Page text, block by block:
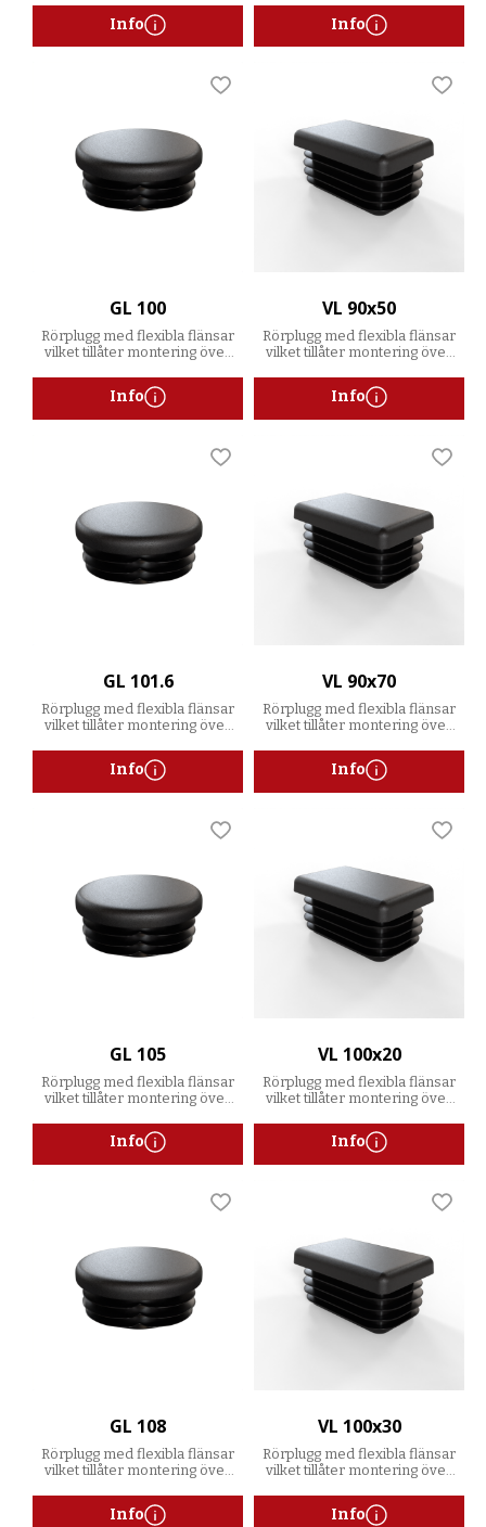
Info Info
GL 100
Rörplugg med flexibla flänsar
vilket tillåter montering över
Lägg till i favoriter
Info
VL 90x50
Rörplugg med flexibla flänsar
vilket tillåter montering över
Info
GL 101.6
Rörplugg med flexibla flänsar
vilket tillåter montering över
Lägg till i favoriter
Info
VL 90x70
Rörplugg med flexibla flänsar
vilket tillåter montering över
Info
GL 105
Rörplugg med flexibla flänsar
vilket tillåter montering över
Lägg till i favoriter
Info
VL 100x20
Rörplugg med flexibla flänsar
vilket tillåter montering över
Info
GL 108
Rörplugg med flexibla flänsar
vilket tillåter montering över
Lägg till i favoriter
Info
VL 100x30
Rörplugg med flexibla flänsar
vilket tillåter montering över
Info